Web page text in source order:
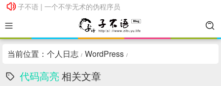
子不语 | 一个不学无术的伪程序员
子不语 | 一个不学无术的伪程序员
当前位置： 个人日志 / WordPress /
代码高亮 相关文章